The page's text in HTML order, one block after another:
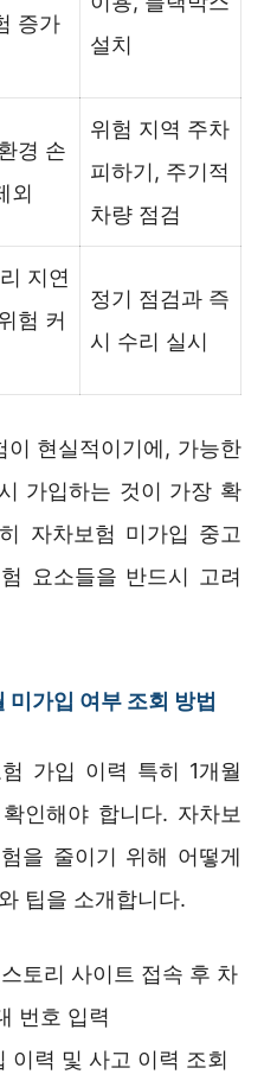
증가
설치
경 손
외
위험 지역 주차
피하기, 주기적
차량 점검
지연
험 커
정기 점검과 즉
시 수리 실시
이 현실적이기에, 가능한
가입하는 것이 가장 확
자차보험 미가입 중고
요소들을 반드시 고려
미가입 여부 조회 방법
가입 이력 특히 1개월
인해야 합니다. 자차보
을 줄이기 위해 어떻게
팁을 소개합니다.
토리 사이트 접속 후 차
번호 입력
이력 및 사고 이력 조회